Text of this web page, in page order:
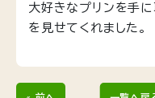
大好きなプリンを手
を見せてくれました。